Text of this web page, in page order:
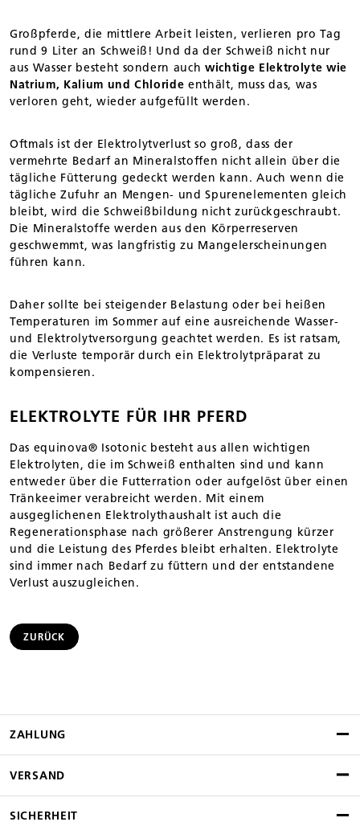
Großpferde, die mittlere Arbeit leisten, verlieren pro Tag
rund 9 Liter an Schweiß! Und da der Schweiß nicht nur
aus Wasser besteht sondern auchwichtige Elektrolyte wie
Natrium, Kalium und Chloride enthält, muss das, was
verloren geht, wieder aufgefüllt werden.
Oftmals ist der Elektrolytverlust so groß, dass der
vermehrte Bedarf an Mineralstoffen nicht allein über die
tägliche Fütterung gedeckt werden kann. Auch wenn die
tägliche Zufuhr an Mengen- und Spurenelementen gleich
bleibt, wird die Schweißbildung nicht zurückgeschraubt.
Die Mineralstoffe werden aus den Körperreserven
geschwemmt, was langfristig zu Mangelerscheinungen
führen kann.
Daher sollte bei steigender Belastung oder bei heißen
Temperaturen im Sommer auf eine ausreichende Wasser-
und Elektrolytversorgung geachtet werden. Es ist ratsam,
die Verluste temporär durch ein Elektrolytpräparat zu
kompensieren.
ELEKTROLYTE FÜR IHR PFERD
Das equinova® Isotonic besteht aus allen wichtigen
Elektrolyten, die im Schweiß enthalten sind und kann
entweder über die Futterration oder aufgelöst über einen
Tränkeeimer verabreicht werden. Mit einem
ausgeglichenen Elektrolythaushalt ist auch die
Regenerationsphase nach größerer Anstrengung kürzer
und die Leistung des Pferdes bleibt erhalten. Elektrolyte
sind immer nach Bedarf zu füttern und der entstandene
Verlust auszugleichen.
ZURÜCK
ZAHLUNG
VERSAND
SICHERHEIT